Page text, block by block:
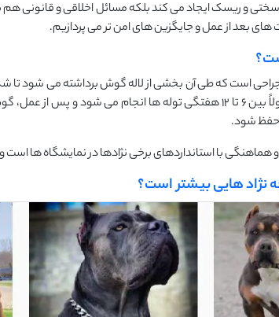
و ریسک ایجاد می کند بلکه مسائل اخلاقی و قانونی هم
های بعد از عمل و جایگزین های امن تر می پردازیم.
است که طی آن بخشی از لاله گوش برداشته می شود تا
باقی بماند. این جراحی معمولاً بین ۶ تا ۱۲ هفتگی توله ها انجام می
حفظ شود.
با استانداردهای برخی نژادها در نمایشگاه ها است
هایی بیشتر است؟